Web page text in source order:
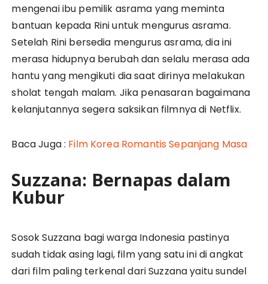
mengenai ibu pemilik asrama yang meminta
bantuan kepada Rini untuk mengurus asrama.
Setelah Rini bersedia mengurus asrama, dia ini
merasa hidupnya berubah dan selalu merasa ada
hantu yang mengikuti dia saat dirinya melakukan
sholat tengah malam. Jika penasaran bagaimana
kelanjutannya segera saksikan filmnya di Netflix.
Baca Juga : Film Korea Romantis Sepanjang Masa
Suzzana: Bernapas dalam
Kubur
Sosok Suzzana bagi warga Indonesia pastinya
sudah tidak asing lagi, film yang satu ini di angkat
dari film paling terkenal dari Suzzana yaitu sundel